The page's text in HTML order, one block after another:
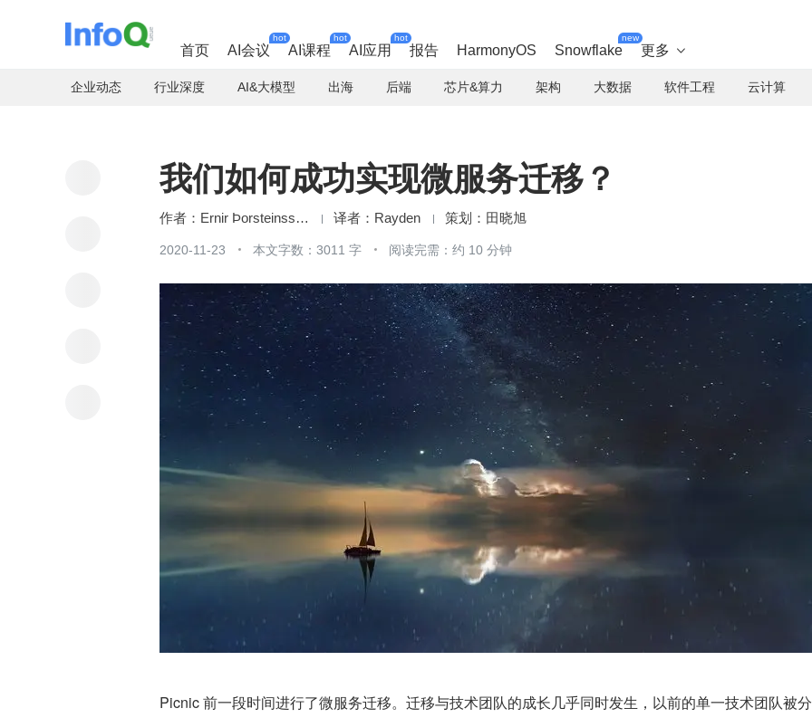
首页 AI会议
hot
AI课程
hot
AI应用
hot
报告 HarmonyOS Snowflake
new
更多 
企业动态 行业深度 AI&大模型 出海 后端 芯片&算力 架构 大数据 软件工程 云计算
我们如何成功实现微服务迁移？
Ernir Þorsteinsson Rayden 田晓旭
2020-11-23 本文字数：3011 字 阅读完需：约 10 分钟
Picnic 前一段时间进行了微服务迁移。迁移与技术团队的成长几乎同时发生，以前的单一技术团队被分